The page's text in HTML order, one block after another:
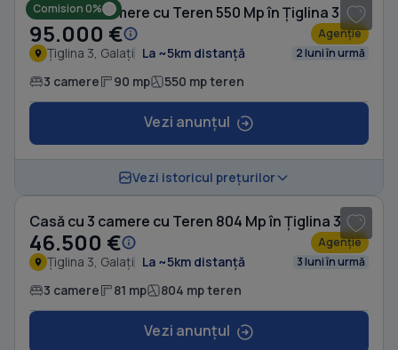
Comision 0%
Casă cu 3 camere cu Teren 550 Mp în Țiglina 3
95.000 € Agenție
Țiglina 3, Galați La ~5km distanță 2 luni în urmă
3 camere 90 mp 550 mp teren
Vezi anunțul
Vezi istoricul prețurilor
Casă cu 3 camere cu Teren 804 Mp în Țiglina 3
46.500 € Agenție
Țiglina 3, Galați La ~5km distanță 3 luni în urmă
3 camere 81 mp 804 mp teren
Vezi anunțul